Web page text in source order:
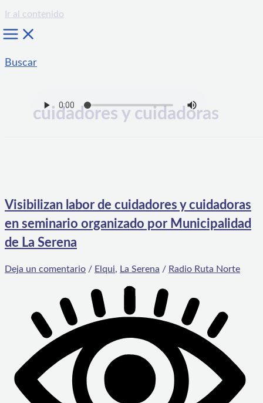
Ir al contenido
Buscar
cuidadores y cuidadoras
Visibilizan labor de cuidadores y cuidadoras
en seminario organizado por Municipalidad
de La Serena
Deja un comentario / Elqui, La Serena / Radio Ruta Norte